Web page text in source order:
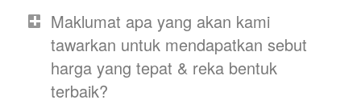
Maklumat apa yang akan kami
tawarkan untuk mendapatkan sebut
harga yang tepat & reka bentuk
terbaik?